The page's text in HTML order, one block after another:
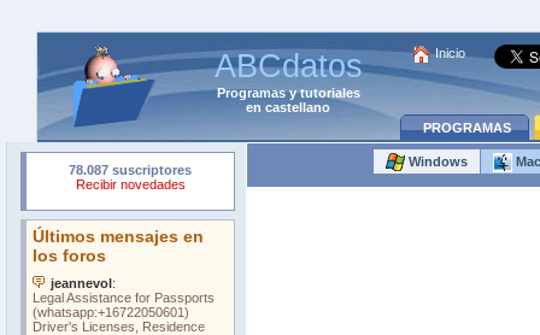
ABCdatos
Programasytutoriales
en castellano
Inicio
PROGRAMAS
Windows Mac